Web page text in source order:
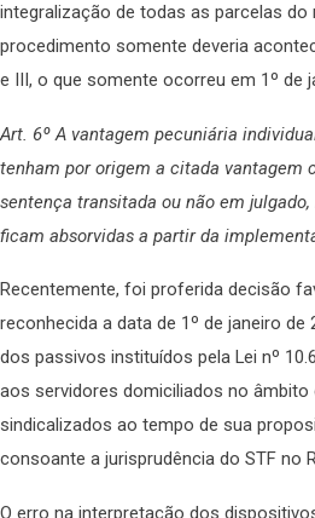
integralização de todas as parcelas do
procedimento somente deveria
e III, o que somente ocorreu em 1º de
Art. 6º A vantagem pecuniária
tenham por origem a citada vantagem
sentença transitada ou não em
ficam absorvidas a partir da
Recentemente, foi proferida decisão
reconhecida a data de 1º de janeiro
dos passivos instituídos pela Lei nº
aos servidores domiciliados no
sindicalizados ao tempo de sua
consoante a jurisprudência do STF no
O erro na interpretação dos